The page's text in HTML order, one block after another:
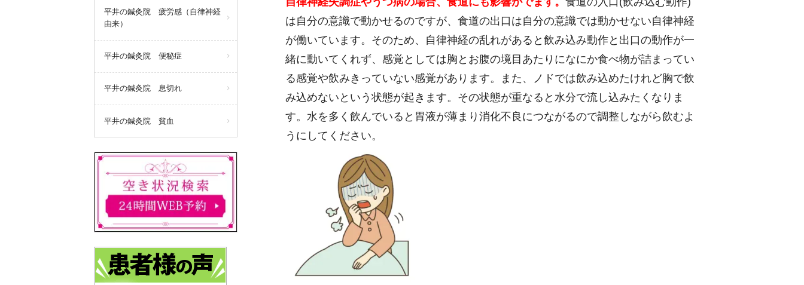
平井の鍼灸院 疲労感（自律神経
由来）
平井の鍼灸院 便秘症
平井の鍼灸院 息切れ
平井の鍼灸院 貧血
は自分の意識で動かせるのですが、食道の出口は自分の意識では動かせない自律神経
が働いています。そのため、自律神経の乱れがあると飲み込み動作と出口の動作が一
緒に動いてくれず、感覚としては胸とお腹の境目あたりになにか食べ物が詰まってい
る感覚や飲みきっていない感覚があります。また、ノドでは飲み込めたけれど胸で飲
み込めないという状態が起きます。その状態が重なると水分で流し込みたくなりま
す。水を多く飲んでいると胃液が薄まり消化不良につながるので調整しながら飲むよ
うにしてください。